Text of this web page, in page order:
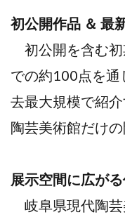
初公開作品 ＆ 最
初公開を含む初
での約100点を通
去最大規模で紹
陶芸美術館だけの
展示空間に広が
岐阜県現代陶芸